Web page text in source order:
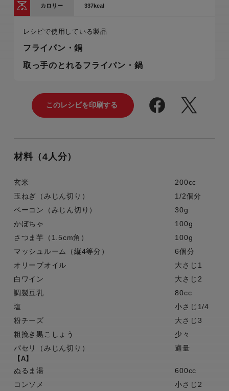
カロリー 337kcal
レシピで使用している製品
フライパン・鍋
取っ手のとれるフライパン・鍋
材料（4人分）
玄米
200cc
玉ねぎ（みじん切り）
1/2個分
ベーコン（みじん切り）
30g
かぼちゃ
100g
さつま芋（1.5cm角）
100g
マッシュルーム（縦4等分）
6個分
オリーブオイル
大さじ1
白ワイン
大さじ2
調製豆乳
80cc
塩
小さじ1/4
粉チーズ
大さじ3
粗挽き黒こしょう
少々
パセリ（みじん切り）
適量
【A】
ぬるま湯
600cc
コンソメ
小さじ2